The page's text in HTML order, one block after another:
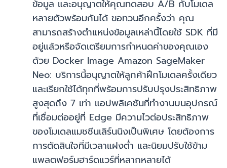
ข้อมูล และอนุญาตให้คุณทดสอบ A/B กับโมเดล
หลายตัวพร้อมกันได้ ขอทวนอีกครั้งว่า คุณ
สามารถสร้างตำแหน่งข้อมูลเหล่านี้โดยใช้ SDK ที่มี
อยู่แล้วหรือจัดเตรียมการกำหนดค่าของคุณเอง
ด้วย Docker Image Amazon SageMaker
Neo: บริการนี้อนุญาตให้ลูกค้าฝึกโมเดลครั้งเดียว
และเรียกใช้ได้ทุกที่พร้อมการปรับปรุงประสิทธิภาพ
สูงสุดถึง 7 เท่า แอปพลิเคชันที่ทำงานบนอุปกรณ์
ที่เชื่อมต่ออยู่ที่ Edge มีความไวต่อประสิทธิภาพ
ของโมเดลแมชชีนเลิร์นนิงเป็นพิเศษ โดยต้องการ
การตัดสินใจที่มีเวลาแฝงต่ำ และนิยมปรับใช้ข้าม
แพลตฟอร์มฮาร์ดแวร์ที่หลากหลายได้